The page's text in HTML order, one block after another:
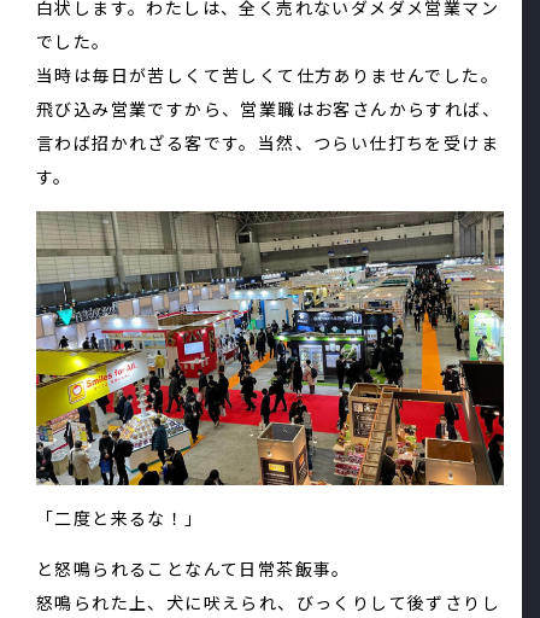
白状します。わたしは、全く売れないダメダメ営業マン
でした。
当時は毎日が苦しくて苦しくて仕方ありませんでした。
飛び込み営業ですから、営業職はお客さんからすれば、
言わば招かれざる客です。当然、つらい仕打ちを受けま
す。
「二度と来るな！」
と怒鳴られることなんて日常茶飯事。
怒鳴られた上、犬に吠えられ、びっくりして後ずさりし